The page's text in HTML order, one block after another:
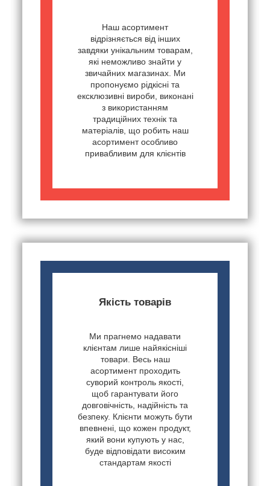
Наш асортимент
відрізняється від інших
завдяки унікальним товарам,
які неможливо знайти у
звичайних магазинах. Ми
пропонуємо рідкісні та
ексклюзивні вироби, виконані
з використанням
традиційних технік та
матеріалів, що робить наш
асортимент особливо
привабливим для клієнтів
Якість товарів
Ми прагнемо надавати
клієнтам лише найякісніші
товари. Весь наш
асортимент проходить
суворий контроль якості,
щоб гарантувати його
довговічність, надійність та
безпеку. Клієнти можуть бути
впевнені, що кожен продукт,
який вони купують у нас,
буде відповідати високим
стандартам якості